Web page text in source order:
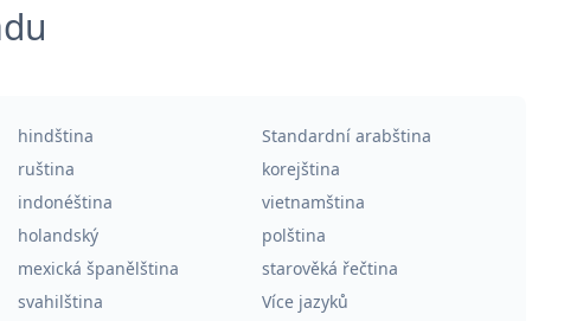
hindština
Standardní arabština
ruština
korejština
indonéština
vietnamština
holandský
polština
mexická španělština
starověká řečtina
svahilština Více jazyků